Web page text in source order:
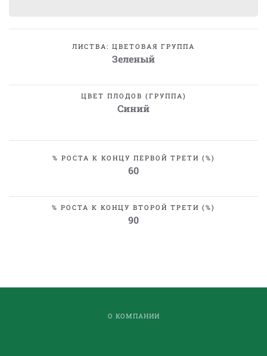
ЛИСТВА: ЦВЕТОВАЯ ГРУППА
Зеленый
ЦВЕТ ПЛОДОВ (ГРУППА)
Синий
% РОСТА К КОНЦУ ПЕРВОЙ ТРЕТИ (%)
60
% РОСТА К КОНЦУ ВТОРОЙ ТРЕТИ (%)
90
О КОМПАНИИ